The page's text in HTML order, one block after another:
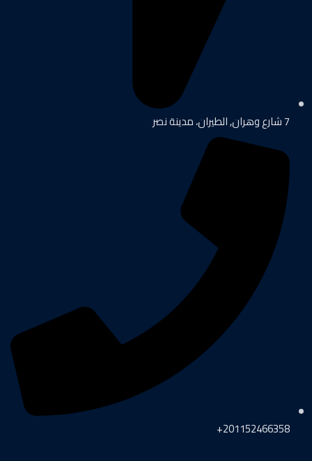
7 شارع وهران, الطيران، مدينة نصر
201152466358+